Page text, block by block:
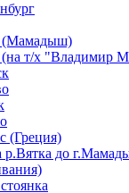
(Мамадыш)
(на т/х "Владимир
(Греция)
р.Вятка до